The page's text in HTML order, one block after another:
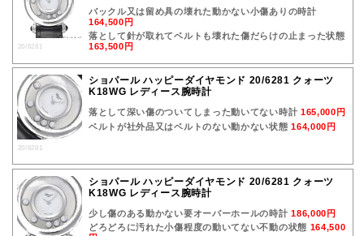
20/6281
バックル又は留め具の壊れた動かない小傷ありの時計
164,500円
落として針が取れてベルトも壊れた傷だらけの止まった状態
163,500円
20/6281
ショパール ハッピーダイヤモンド 20/6281 クォーツ
K18WG レディース腕時計
落として深い傷のついてしまった動いてない時計 165,000円
ベルトが社外品又はベルトのない動かない状態164,000円
ショパール ハッピーダイヤモンド 20/6281 クォーツ
K18WG レディース腕時計
少し傷のある動かない要オーバーホールの時計186,000円
どろどろに汚れた小傷程度の動いてない不動の状態 164,500